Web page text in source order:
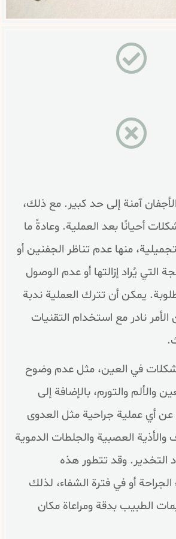
آمنة إلى حد كبير. مع ذلك،
أحيانًا بعد العملية. وعادةً ما
منها عدم تناظر الجفنين أو
التي يُراد إزالتها أو عدم الوصول
يمكن أن تترك العملية ندبة
نادر مع استخدام التقنيات
في العين، مثل عدم وضوح
والألم والتورم، بالإضافة إلى
عن أي عملية جراحية مثل العدوى
والأذية العصبية والجلطات الدموية
وقد تتطور هذه
الجراحة أو في فترة الشفاء، لذلك
الطبيب بدقة ومراعاة مكان